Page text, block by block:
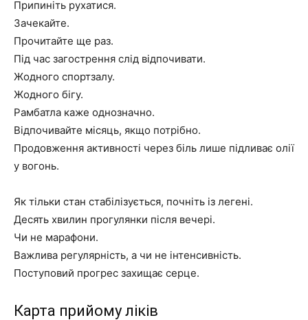
Припиніть рухатися.
Зачекайте.
Прочитайте ще раз.
Під час загострення слід відпочивати.
Жодного спортзалу.
Жодного бігу.
Рамбатла каже однозначно.
Відпочивайте місяць, якщо потрібно.
Продовження активності через біль лише підливає олії
у вогонь.
Як тільки стан стабілізується, почніть із легені.
Десять хвилин прогулянки після вечері.
Чи не марафони.
Важлива регулярність, а чи не інтенсивність.
Поступовий прогрес захищає серце.
Карта прийому ліків